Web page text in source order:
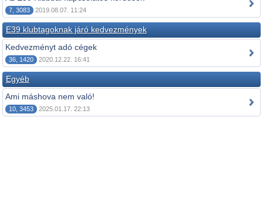
7, 3083 2019.08.07. 11:24
E39 klubtagoknak járó kedvezmények
Kedvezményt adó cégek
36, 1420 2020.12.22. 16:41
Egyéb
Ami máshova nem való!
10, 3453 2025.01.17. 22:13